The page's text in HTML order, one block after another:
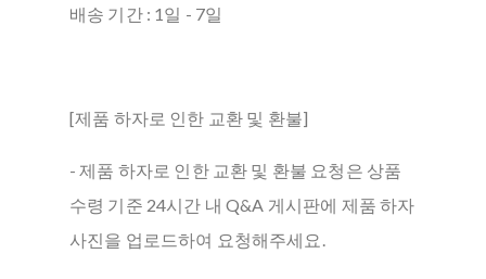
배송 기간 : 1일 - 7일
[제품 하자로 인한 교환 및 환불]
- 제품 하자로 인한 교환 및 환불 요청은 상품
수령 기준 24시간 내 Q&A 게시판에 제품 하자
사진을 업로드하여 요청해주세요.